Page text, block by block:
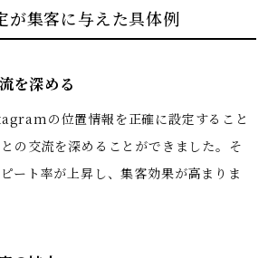
が集客に与えた具体例
を深める
の位置情報を正確に設定すること
の交流を深めることができました。そ
ート率が上昇し、集客効果が高まりま